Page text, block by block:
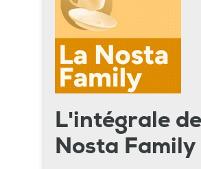
L'intégrale
Nosta Family